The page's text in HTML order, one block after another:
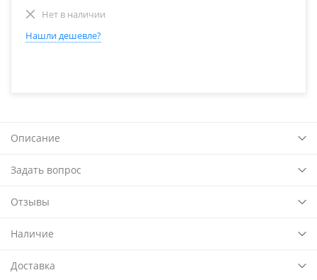
Нет в наличии
Нашли дешевле?
Описание
Задать вопрос
Отзывы
Наличие
Доставка